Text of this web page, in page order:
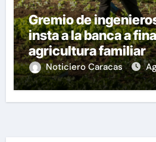
Gremio de
insta a la banca a
agricultura familiar
Noticiero Caracas